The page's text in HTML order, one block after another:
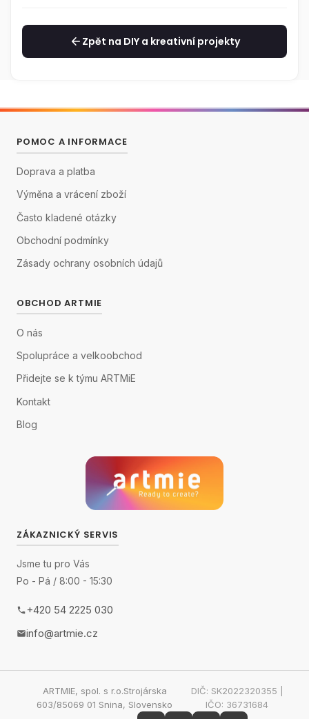
Zpět na DIY a kreativní projekty
POMOC A INFORMACE
Doprava a platba
Výměna a vrácení zboží
Často kladené otázky
Obchodní podmínky
Zásady ochrany osobních údajů
OBCHOD ARTMIE
O nás
Spolupráce a velkoobchod
Přidejte se k týmu ARTMiE
Kontakt
Blog
ZÁKAZNICKÝ SERVIS
Jsme tu pro Vás
Po - Pá / 8:00 - 15:30
+420 54 2225 030
info@artmie.cz
ARTMIE, spol. s r.o.Strojárska
603/85069 01 Snina, Slovensko
DIČ: SK2022320355 |
IČO: 36731684